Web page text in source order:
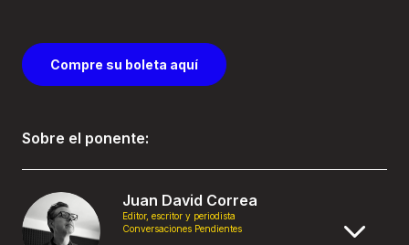
Compre su boleta aquí
Sobre el ponente:
Juan David Correa
Editor, escritor y periodista
Conversaciones Pendientes